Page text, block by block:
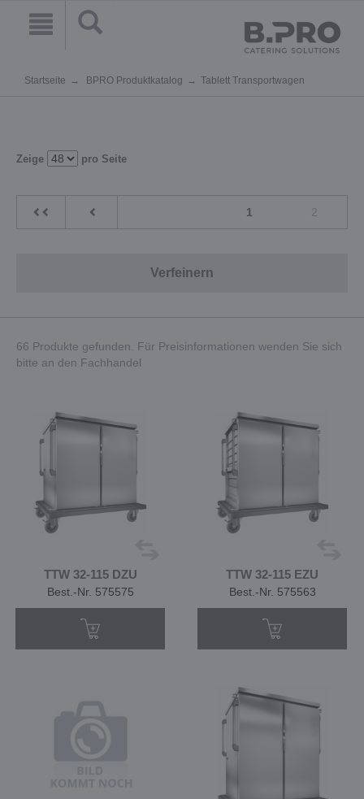
Startseite BPRO Produktkatalog Tablett Transportwagen
Zeige pro Seite
1 2
Verfeinern
66 Produkte gefunden. Für Preisinformationen wenden Sie sich
bitte an den Fachhandel
TTW 32-115 DZU
Best.-Nr. 575575
TTW 32-115 EZU
Best.-Nr. 575563